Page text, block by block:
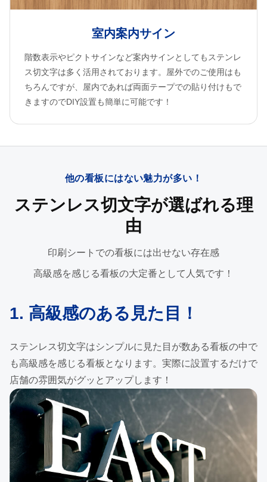
室内案内サイン
階数表示やピクトサインなど案内サインとしてもステンレ
ス切文字は多く活用されております。屋外でのご使用はも
ちろんですが、屋内であれば両面テープでの貼り付けもで
きますのでDIY設置も簡単に可能です！
他の看板にはない魅力が多い！
ステンレス切文字が選ばれる理
由
印刷シートでの看板には出せない存在感
高級感を感じる看板の大定番として人気です！
1. 高級感のある見た目！
ステンレス切文字はシンプルに見た目が数ある看板の中で
も高級感を感じる看板となります。実際に設置するだけで
店舗の雰囲気がグッとアップします！